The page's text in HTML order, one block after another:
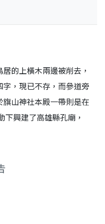
的上橫木兩邊被削去，
，現已不存，而參道旁
山神社本殿一帶則是在
興建了高雄縣孔廟，